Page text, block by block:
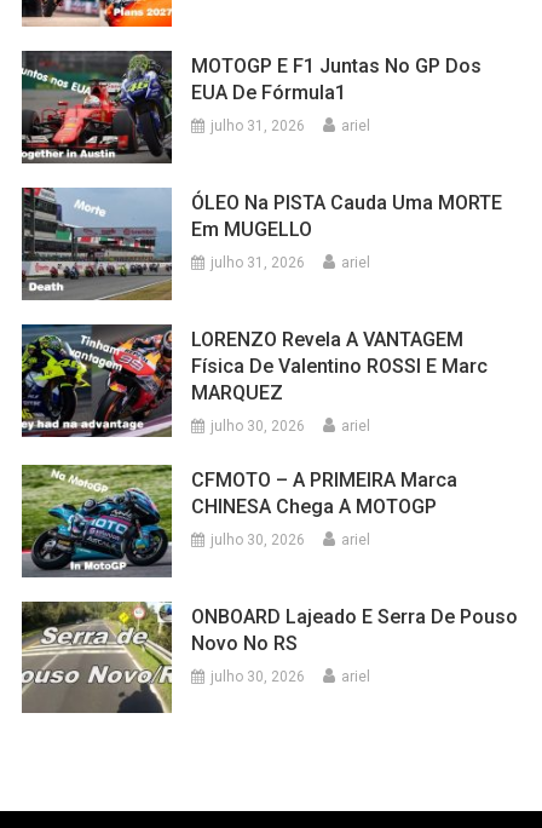
MOTOGP E F1 Juntas No GP Dos
EUA De Fórmula1
julho 31, 2026 ariel
ÓLEO Na PISTA Cauda Uma MORTE
Em MUGELLO
julho 31, 2026 ariel
LORENZO Revela A VANTAGEM
Física De Valentino ROSSI E Marc
MARQUEZ
julho 30, 2026 ariel
CFMOTO – A PRIMEIRA Marca
CHINESA Chega A MOTOGP
julho 30, 2026 ariel
ONBOARD Lajeado E Serra De Pouso
Novo No RS
julho 30, 2026 ariel